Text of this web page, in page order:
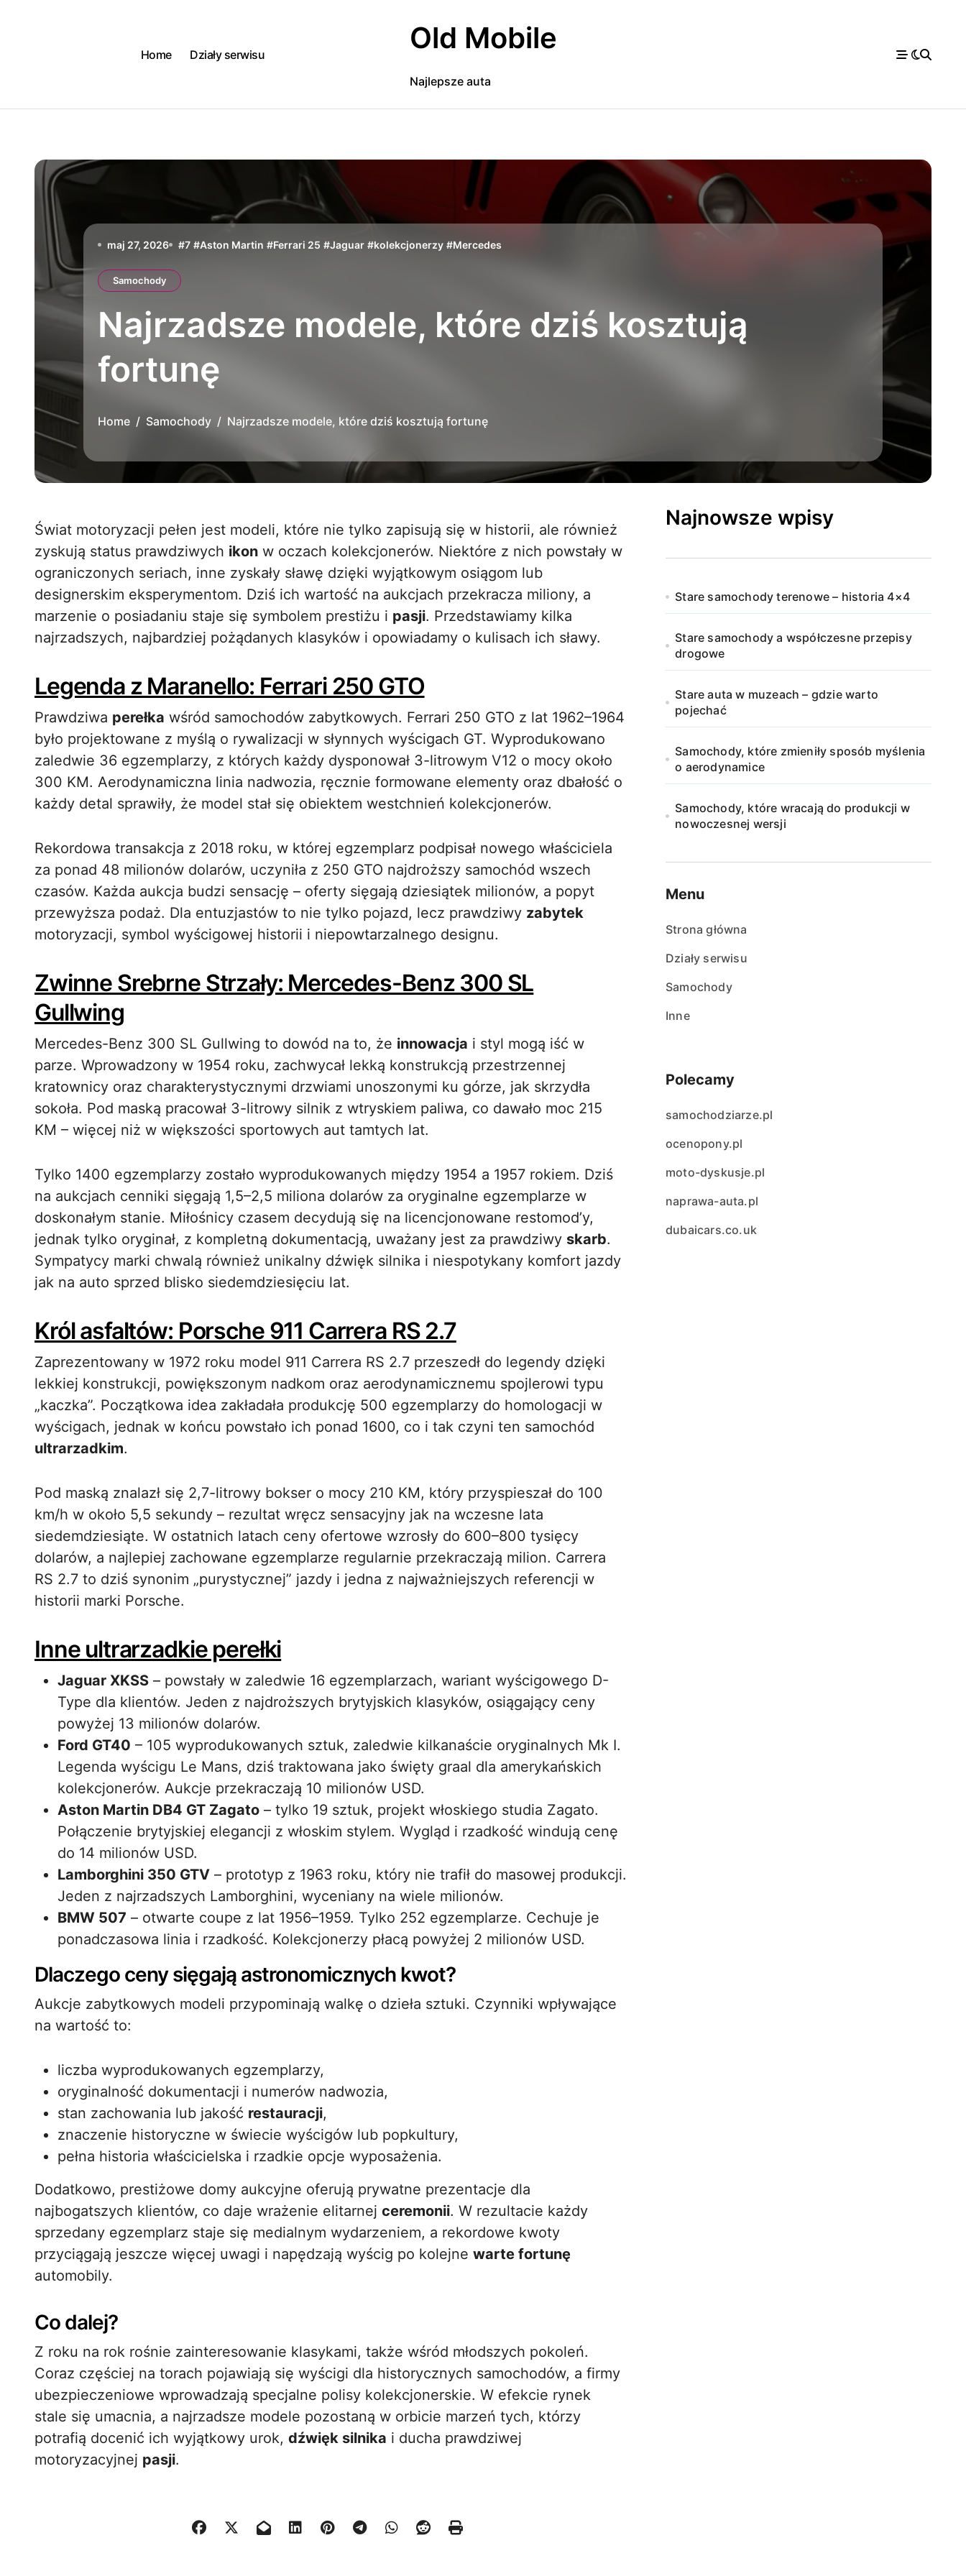
Home
Działy serwisu Old Mobile
Najlepsze auta
maj 27, 2026 #7 #Aston Martin #Ferrari 25 #Jaguar #kolekcjonerzy #Mercedes
Samochody
Najrzadsze modele, które dziś kosztują
fortunę
Home Samochody Najrzadsze modele, które dziś kosztują fortunę
Świat motoryzacji pełen jest modeli, które nie tylko zapisują się w historii, ale również
zyskują status prawdziwych ikon w oczach kolekcjonerów. Niektóre z nich powstały w
ograniczonych seriach, inne zyskały sławę dzięki wyjątkowym osiągom lub
designerskim eksperymentom. Dziś ich wartość na aukcjach przekracza miliony, a
marzenie o posiadaniu staje się symbolem prestiżu i pasji. Przedstawiamy kilka
najrzadszych, najbardziej pożądanych klasyków i opowiadamy o kulisach ich sławy.
Legenda z Maranello: Ferrari 250 GTO
Prawdziwa perełka wśród samochodów zabytkowych. Ferrari 250 GTO z lat 1962–1964
było projektowane z myślą o rywalizacji w słynnych wyścigach GT. Wyprodukowano
zaledwie 36 egzemplarzy, z których każdy dysponował 3-litrowym V12 o mocy około
300 KM. Aerodynamiczna linia nadwozia, ręcznie formowane elementy oraz dbałość o
każdy detal sprawiły, że model stał się obiektem westchnień kolekcjonerów.
Rekordowa transakcja z 2018 roku, w której egzemplarz podpisał nowego właściciela
za ponad 48 milionów dolarów, uczyniła z 250 GTO najdroższy samochód wszech
czasów. Każda aukcja budzi sensację – oferty sięgają dziesiątek milionów, a popyt
przewyższa podaż. Dla entuzjastów to nie tylko pojazd, lecz prawdziwy zabytek
motoryzacji, symbol wyścigowej historii i niepowtarzalnego designu.
Zwinne Srebrne Strzały: Mercedes-Benz 300 SL
Gullwing
Mercedes-Benz 300 SL Gullwing to dowód na to, że innowacja i styl mogą iść w
parze. Wprowadzony w 1954 roku, zachwycał lekką konstrukcją przestrzennej
kratownicy oraz charakterystycznymi drzwiami unoszonymi ku górze, jak skrzydła
sokoła. Pod maską pracował 3-litrowy silnik z wtryskiem paliwa, co dawało moc 215
KM – więcej niż w większości sportowych aut tamtych lat.
Tylko 1400 egzemplarzy zostało wyprodukowanych między 1954 a 1957 rokiem. Dziś
na aukcjach cenniki sięgają 1,5–2,5 miliona dolarów za oryginalne egzemplarze w
doskonałym stanie. Miłośnicy czasem decydują się na licencjonowane restomod’y,
jednak tylko oryginał, z kompletną dokumentacją, uważany jest za prawdziwy skarb.
Sympatycy marki chwalą również unikalny dźwięk silnika i niespotykany komfort jazdy
jak na auto sprzed blisko siedemdziesięciu lat.
Król asfaltów: Porsche 911 Carrera RS 2.7
Zaprezentowany w 1972 roku model 911 Carrera RS 2.7 przeszedł do legendy dzięki
lekkiej konstrukcji, powiększonym nadkom oraz aerodynamicznemu spojlerowi typu
„kaczka”. Początkowa idea zakładała produkcję 500 egzemplarzy do homologacji w
wyścigach, jednak w końcu powstało ich ponad 1600, co i tak czyni ten samochód
ultrarzadkim.
Pod maską znalazł się 2,7-litrowy bokser o mocy 210 KM, który przyspieszał do 100
km/h w około 5,5 sekundy – rezultat wręcz sensacyjny jak na wczesne lata
siedemdziesiąte. W ostatnich latach ceny ofertowe wzrosły do 600–800 tysięcy
dolarów, a najlepiej zachowane egzemplarze regularnie przekraczają milion. Carrera
RS 2.7 to dziś synonim „purystycznej” jazdy i jedna z najważniejszych referencji w
historii marki Porsche.
Inne ultrarzadkie perełki
Jaguar XKSS – powstały w zaledwie 16 egzemplarzach, wariant wyścigowego D-
Type dla klientów. Jeden z najdroższych brytyjskich klasyków, osiągający ceny
powyżej 13 milionów dolarów.
Ford GT40 – 105 wyprodukowanych sztuk, zaledwie kilkanaście oryginalnych Mk I.
Legenda wyścigu Le Mans, dziś traktowana jako święty graal dla amerykańskich
kolekcjonerów. Aukcje przekraczają 10 milionów USD.
Aston Martin DB4 GT Zagato – tylko 19 sztuk, projekt włoskiego studia Zagato.
Połączenie brytyjskiej elegancji z włoskim stylem. Wygląd i rzadkość windują cenę
do 14 milionów USD.
Lamborghini 350 GTV – prototyp z 1963 roku, który nie trafił do masowej produkcji.
Jeden z najrzadszych Lamborghini, wyceniany na wiele milionów.
BMW 507 – otwarte coupe z lat 1956–1959. Tylko 252 egzemplarze. Cechuje je
ponadczasowa linia i rzadkość. Kolekcjonerzy płacą powyżej 2 milionów USD.
Dlaczego ceny sięgają astronomicznych kwot?
Aukcje zabytkowych modeli przypominają walkę o dzieła sztuki. Czynniki wpływające
na wartość to:
liczba wyprodukowanych egzemplarzy,
oryginalność dokumentacji i numerów nadwozia,
stan zachowania lub jakość restauracji,
znaczenie historyczne w świecie wyścigów lub popkultury,
pełna historia właścicielska i rzadkie opcje wyposażenia.
Dodatkowo, prestiżowe domy aukcyjne oferują prywatne prezentacje dla
najbogatszych klientów, co daje wrażenie elitarnej ceremonii. W rezultacie każdy
sprzedany egzemplarz staje się medialnym wydarzeniem, a rekordowe kwoty
przyciągają jeszcze więcej uwagi i napędzają wyścig po kolejne warte fortunę
automobily.
Co dalej?
Z roku na rok rośnie zainteresowanie klasykami, także wśród młodszych pokoleń.
Coraz częściej na torach pojawiają się wyścigi dla historycznych samochodów, a firmy
ubezpieczeniowe wprowadzają specjalne polisy kolekcjonerskie. W efekcie rynek
stale się umacnia, a najrzadsze modele pozostaną w orbicie marzeń tych, którzy
potrafią docenić ich wyjątkowy urok, dźwięk silnika i ducha prawdziwej
motoryzacyjnej pasji.
Najnowsze wpisy
Stare samochody terenowe – historia 4×4
Stare samochody a współczesne przepisy
drogowe
Stare auta w muzeach – gdzie warto
pojechać
Samochody, które zmieniły sposób myślenia
o aerodynamice
Samochody, które wracają do produkcji w
nowoczesnej wersji
Menu
Strona główna
Działy serwisu
Samochody
Inne
Polecamy
samochodziarze.pl
ocenopony.pl
moto-dyskusje.pl
naprawa-auta.pl
dubaicars.co.uk